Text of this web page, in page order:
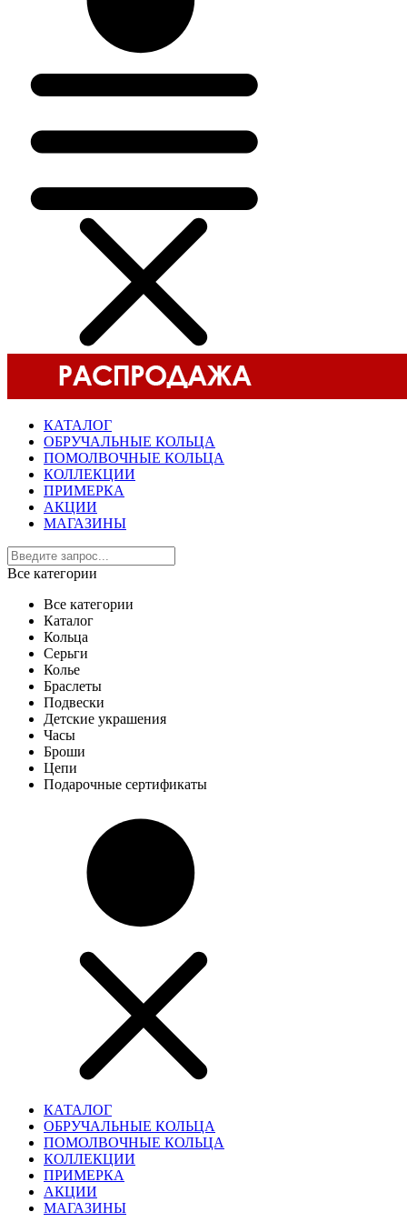
КАТАЛОГ
ОБРУЧАЛЬНЫЕ КОЛЬЦА
ПОМОЛВОЧНЫЕ КОЛЬЦА
КОЛЛЕКЦИИ
ПРИМЕРКА
АКЦИИ
МАГАЗИНЫ
Все категории
Все категории
Каталог
Кольца
Серьги
Колье
Браслеты
Подвески
Детские украшения
Часы
Броши
Цепи
Подарочные сертификаты
КАТАЛОГ
ОБРУЧАЛЬНЫЕ КОЛЬЦА
ПОМОЛВОЧНЫЕ КОЛЬЦА
КОЛЛЕКЦИИ
ПРИМЕРКА
АКЦИИ
МАГАЗИНЫ